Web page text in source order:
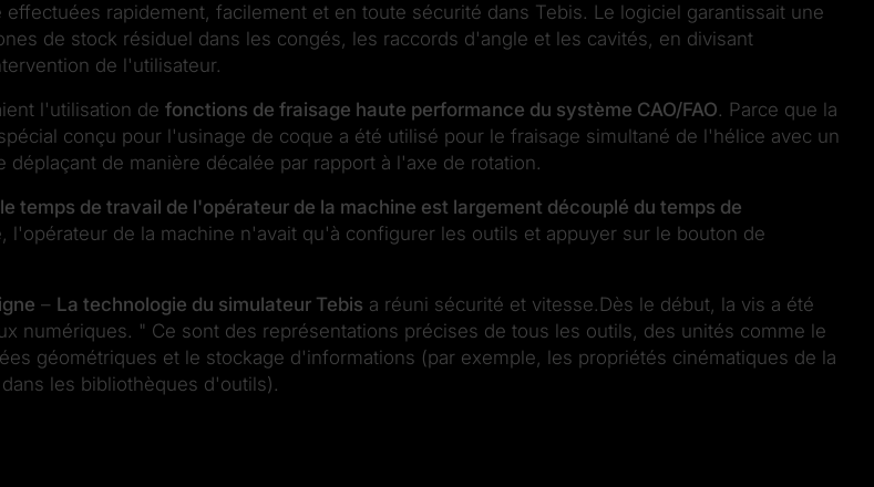
rapidement, facilement et en toute sécurité dans Tebis. Le logiciel garantissait une
de stock résiduel dans les congés, les raccords d'angle et les cavités, en divisant
de l'utilisateur.
l'utilisation de fonctions de fraisage haute performance du système CAO/FAO. Parce que la
conçu pour l'usinage de coque a été utilisé pour le fraisage simultané de l'hélice avec un
de manière décalée par rapport à l'axe de rotation.
temps de travail de l'opérateur de la machine est largement découplé du temps de
l'opérateur de la machine n'avait qu'à configurer les outils et appuyer sur le bouton de
– La technologie du simulateur Tebis a réuni sécurité et vitesse.Dès le début, la vis a été
numériques. " Ce sont des représentations précises de tous les outils, des unités comme le
géométriques et le stockage d'informations (par exemple, les propriétés cinématiques de la
les bibliothèques d'outils).